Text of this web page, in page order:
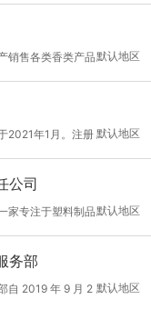
发与制造，酒糟处理项
品机械方面：独
超越”为企业精神，以“客户
为核心价值观，以“诚信、
塑材料领域的创新与应
，采取 T（科技） to M
胶、塑料）
默认地区
销售各类香类产品
制香设备、制香原料以及
年，占地3000余平方
了同行业中先进的产品研发
、无烟蚊香、竹芯香等系
生、保健、
默认地区
2021年1月。注册
咖啡、水果、蔬菜、中药
司现有职工6人，季节性
啡种植、收购、加工、销售
公司
默认地区
家专注于塑料制品
及合成树脂制造；建筑装
制造,塑料制品销售；建筑
；园林绿化工程施工、土石
务部
默认地区
自 2019 年 9 月 2